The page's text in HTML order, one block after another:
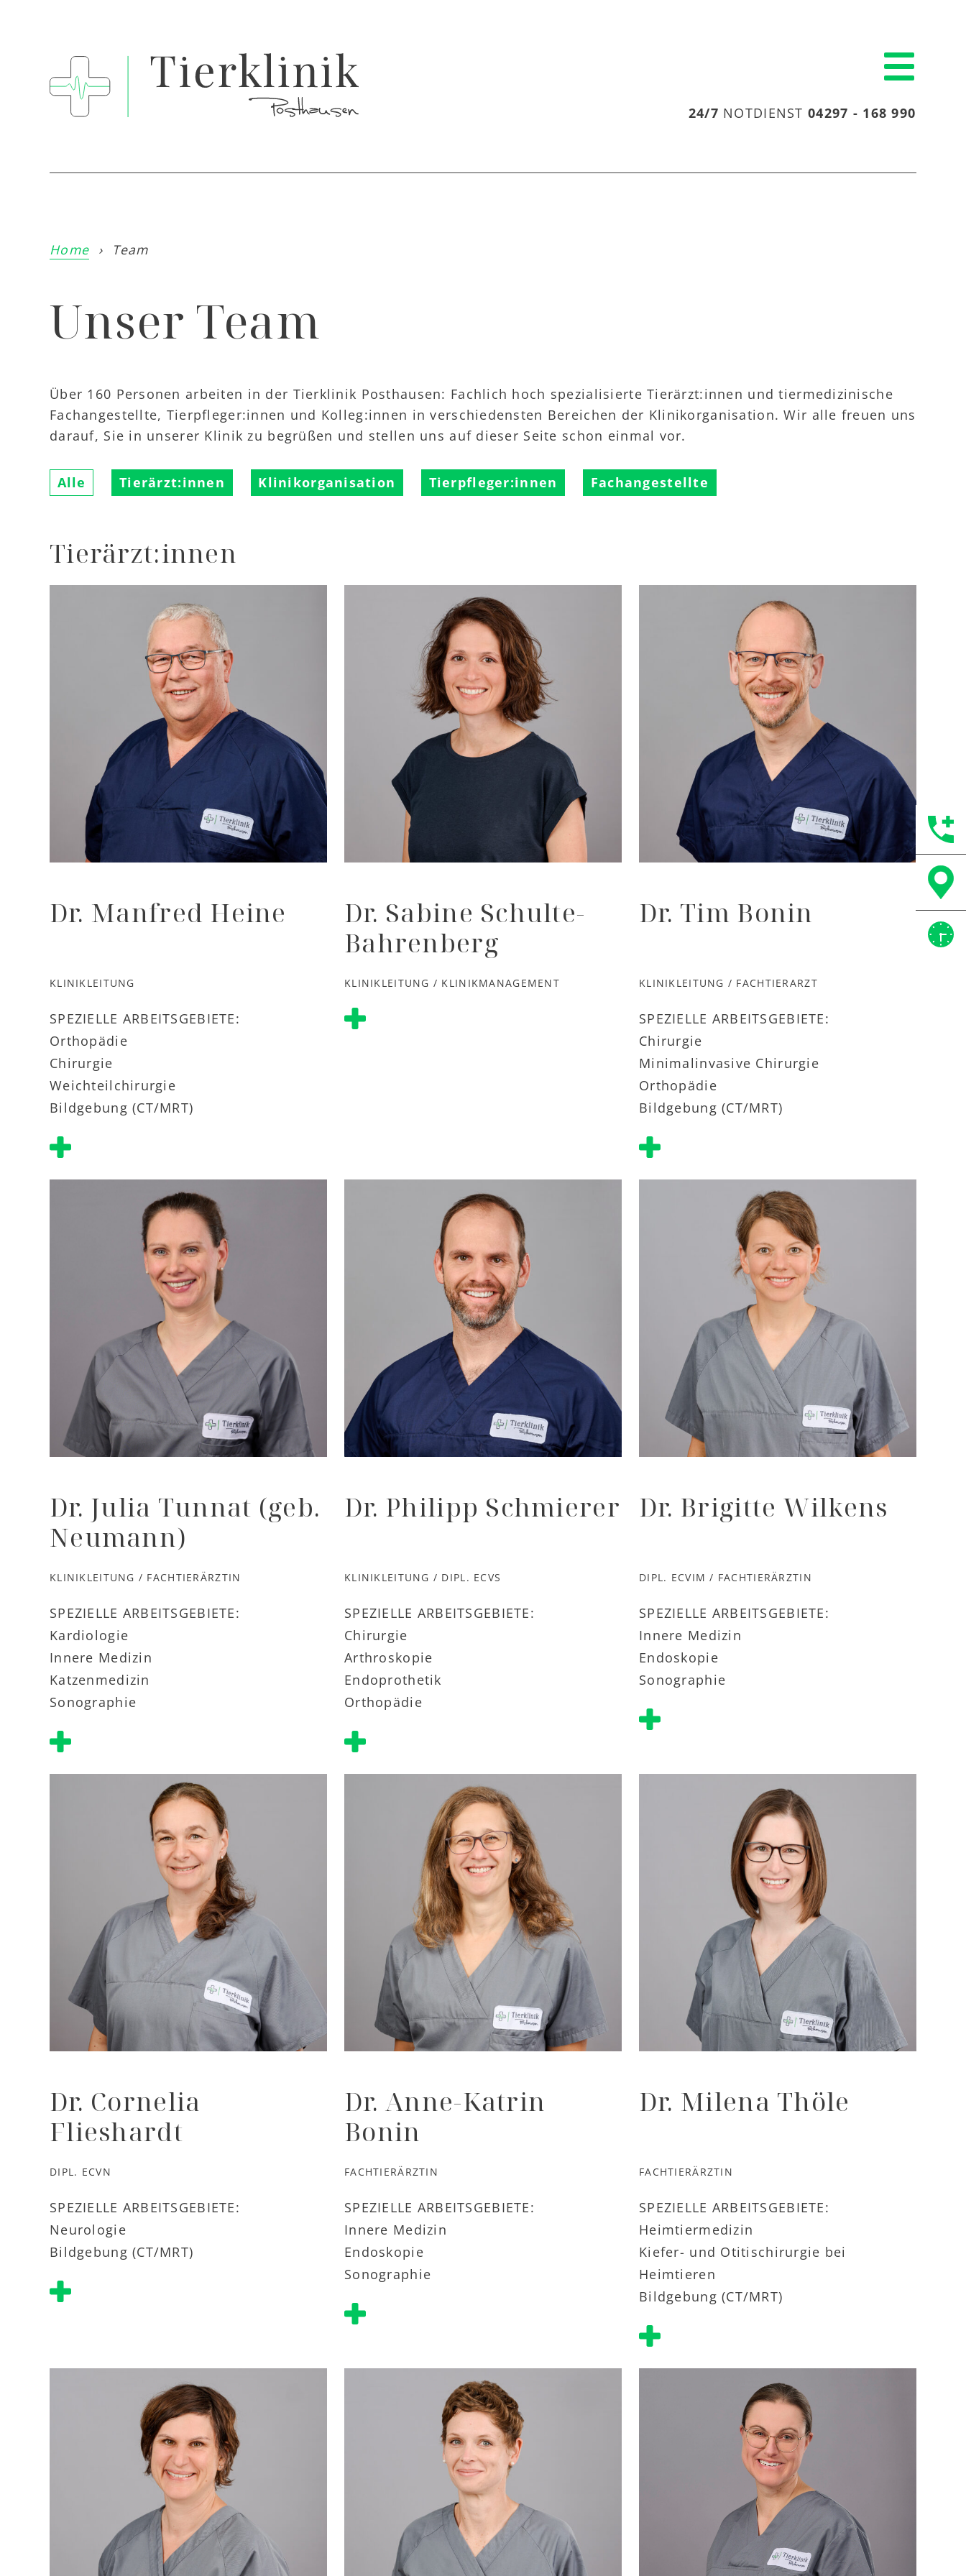
24/7 NOTDIENST 04297 - 168 990
Home › Team
Unser Team
Über 160 Personen arbeiten in der Tierklinik Posthausen: Fachlich hoch spezialisierte Tierärzt:innen und tiermedizinische
Fachangestellte, Tierpfleger:innen und Kolleg:innen in verschiedensten Bereichen der Klinikorganisation. Wir alle freuen uns
darauf, Sie in unserer Klinik zu begrüßen und stellen uns auf dieser Seite schon einmal vor.
Alle Tierärzt:innen Klinikorganisation Tierpfleger:innen Fachangestellte
Tierärzt:innen
Dr. Manfred Heine
KLINIKLEITUNG
SPEZIELLE ARBEITSGEBIETE:
Orthopädie
Chirurgie
Weichteilchirurgie
Bildgebung (CT/MRT)
Dr. Sabine Schulte-
Bahrenberg
KLINIKLEITUNG / KLINIKMANAGEMENT
Dr. Tim Bonin
KLINIKLEITUNG / FACHTIERARZT
SPEZIELLE ARBEITSGEBIETE:
Chirurgie
Minimalinvasive Chirurgie
Orthopädie
Bildgebung (CT/MRT)
Dr. Julia Tunnat (geb.
Neumann)
KLINIKLEITUNG / FACHTIERÄRZTIN
SPEZIELLE ARBEITSGEBIETE:
Kardiologie
Innere Medizin
Katzenmedizin
Sonographie
Dr. Philipp Schmierer
KLINIKLEITUNG / DIPL. ECVS
SPEZIELLE ARBEITSGEBIETE:
Chirurgie
Arthroskopie
Endoprothetik
Orthopädie
Dr. Brigitte Wilkens
DIPL. ECVIM / FACHTIERÄRZTIN
SPEZIELLE ARBEITSGEBIETE:
Innere Medizin
Endoskopie
Sonographie
Dr. Cornelia
Flieshardt
DIPL. ECVN
SPEZIELLE ARBEITSGEBIETE:
Neurologie
Bildgebung (CT/MRT)
Dr. Anne-Katrin
Bonin
FACHTIERÄRZTIN
SPEZIELLE ARBEITSGEBIETE:
Innere Medizin
Endoskopie
Sonographie
Dr. Milena Thöle
FACHTIERÄRZTIN
SPEZIELLE ARBEITSGEBIETE:
Heimtiermedizin
Kiefer- und Otitischirurgie bei
Heimtieren
Bildgebung (CT/MRT)